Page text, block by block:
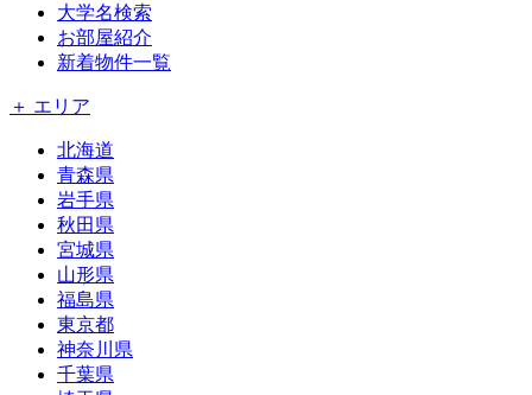
大学名検索
お部屋紹介
新着物件一覧
＋ エリア
北海道
青森県
岩手県
秋田県
宮城県
山形県
福島県
東京都
神奈川県
千葉県